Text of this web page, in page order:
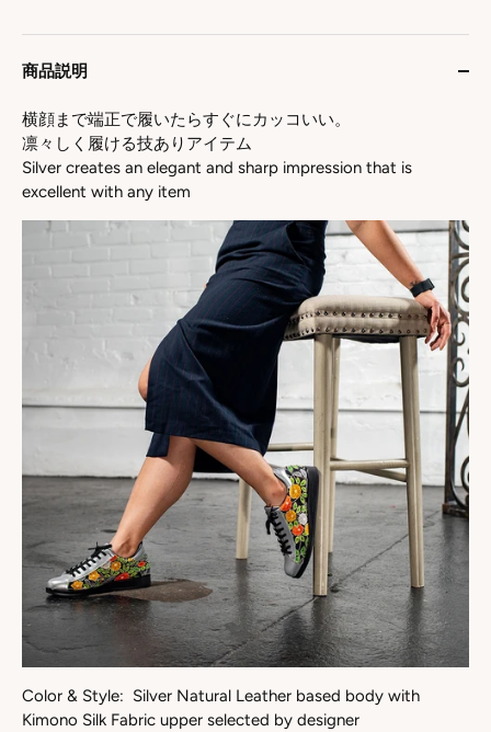
商品説明
横顔まで端正で履いたらすぐにカッコいい。
凛々しく履ける技ありアイテム
Silver creates an elegant and sharp impression that is
excellent with any item
Color & Style: Silver Natural Leather based body with
Kimono Silk Fabric upper selected by designer